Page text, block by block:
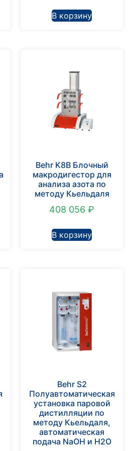
В корзину
Behr K8B Блочный
макродигестор для
анализа азота по
методу Кьельдаля
408 056 ₽
В корзину
Behr S2
Полуавтоматическая
установка паровой
дистилляции по
методу Кьельдаля,
автоматическая
подача NaOH и H2O